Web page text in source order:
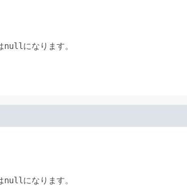
null になります。
null になります。